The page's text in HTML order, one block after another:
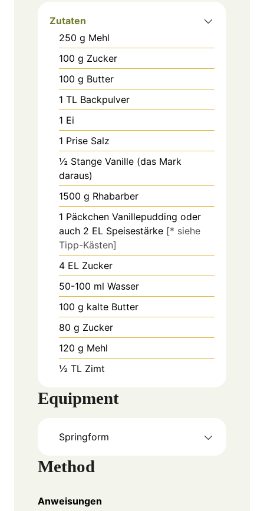
Zutaten
250 g Mehl
100 g Zucker
100 g Butter
1 TL Backpulver
1 Ei
1 Prise Salz
½ Stange Vanille (das Mark
daraus)
1500 g Rhabarber
1 Päckchen Vanillepudding oder
auch 2 EL Speisestärke [* siehe
Tipp-Kästen]
4 EL Zucker
50-100 ml Wasser
100 g kalte Butter
80 g Zucker
120 g Mehl
½ TL Zimt
Equipment
Springform
Method
Anweisungen